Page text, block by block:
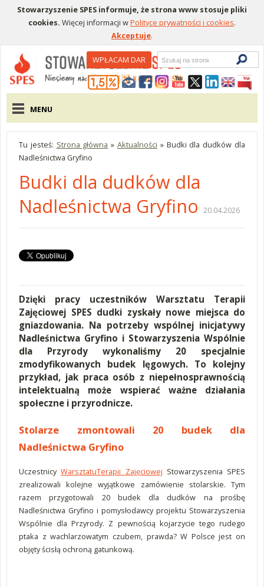
Stowarzyszenie SPES informuje, że strona www stosuje pliki
cookies. Więcej informacji wPolityce prywatności i cookies.
Akceptuje.
Menu pomocniczeWPŁACAM DAR
Wyszukiwarka
Menu główne
MENU
Tu jesteś: Strona główna »Aktualności » Budki dla dudków dla
Nadleśnictwa Gryfino
Budki dla dudków dla
Nadleśnictwa Gryfino 20.04.2026
Dzięki pracy uczestników Warsztatu Terapii
Zajęciowej SPES dudki zyskały nowe miejsca do
gniazdowania. Na potrzeby wspólnej inicjatywy
Nadleśnictwa Gryfino i Stowarzyszenia Wspólnie
dla Przyrody wykonaliśmy 20 specjalnie
zmodyfikowanych budek lęgowych. To kolejny
przykład, jak praca osób z niepełnosprawnością
intelektualną może wspierać ważne działania
społeczne i przyrodnicze.
Stolarze zmontowali 20 budek dla
Nadleśnictwa Gryfino
UczestnicyWarsztatuTerapii Zajęciowej Stowarzyszenia SPES
zrealizowali kolejne wyjątkowe zamówienie stolarskie. Tym
razem przygotowali 20 budek dla dudków na prośbę
Nadleśnictwa Gryfino i pomysłodawcy projektu Stowarzyszenia
Wspólnie dla Przyrody. Z pewnością kojarzycie tego rudego
ptaka z wachlarzowatym czubem, prawda? W Polsce jest on
objęty ścisłą ochroną gatunkową.